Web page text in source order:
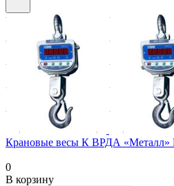
Крановые весы К ВРДА
0
В корзину